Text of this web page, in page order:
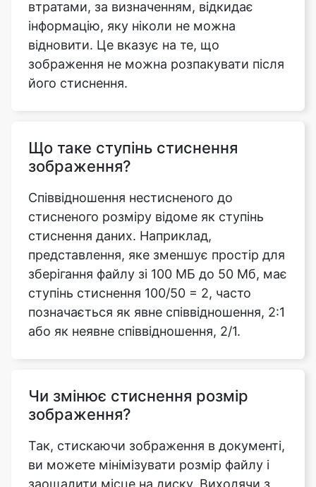
зображення не можна розпакувати після
його стиснення.
Що таке ступінь стиснення
Співвідношення нестисненого до
стисненого розміру відоме як ступінь
стиснення даних. Наприклад,
представлення, яке зменшує простір для
зберігання файлу зі 100 МБ до 50 Мб, має
ступінь стиснення 100/50 = 2, часто
позначається як явне співвідношення, 2:1
або як неявне співвідношення, 2/1.
Чи змінює стиснення розмір
Так, стискаючи зображення в документі,
ви можете мінімізувати розмір файлу і
заощадити місце на диску. Виходячи з
того, як ви маєте намір використовувати
зображення, наприклад, перегляд на
екрані або в повідомленні електронної